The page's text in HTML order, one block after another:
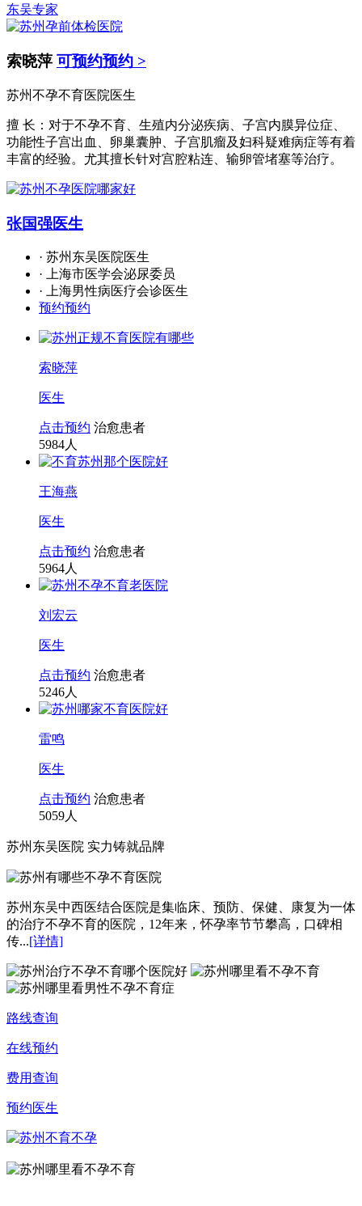
东吴专家
索晓萍 可预约预约 >
苏州不孕不育医院医生
擅 长：对于不孕不育、生殖内分泌疾病、子宫内膜异位症、
功能性子宫出血、卵巢囊肿、子宫肌瘤及妇科疑难病症等有着
丰富的经验。尤其擅长针对宫腔粘连、输卵管堵塞等治疗。
张国强医生
· 苏州东吴医院医生
· 上海市医学会泌尿委员
· 上海男性病医疗会诊医生
预约预约
索晓萍
医生
点击预约 治愈患者
5984人
王海燕
医生
点击预约 治愈患者
5964人
刘宏云
医生
点击预约 治愈患者
5246人
雷鸣
医生
点击预约 治愈患者
5059人
苏州东吴医院 实力铸就品牌
苏州东吴中西医结合医院是集临床、预防、保健、康复为一体
的治疗不孕不育的医院，12年来，怀孕率节节攀高，口碑相
传...[详情]
路线查询
在线预约
费用查询
预约医生